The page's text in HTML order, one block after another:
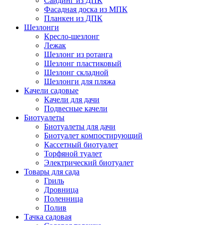
Фасадная доска из МПК
Планкен из ДПК
Шезлонги
Кресло-шезлонг
Лежак
Шезлонг из ротанга
Шезлонг пластиковый
Шезлонг складной
Шезлонги для пляжа
Качели садовые
Качели для дачи
Подвесные качели
Биотуалеты
Биотуалеты для дачи
Биотуалет компостирующий
Кассетный биотуалет
Торфяной туалет
Электрический биотуалет
Товары для сада
Гриль
Дровница
Поленница
Полив
Тачка садовая